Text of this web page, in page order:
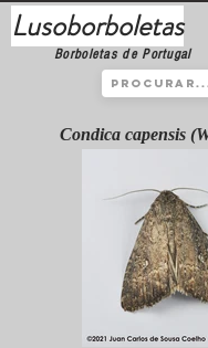
Lusoborboletas
Borboletas de Portugal
Condica capensis